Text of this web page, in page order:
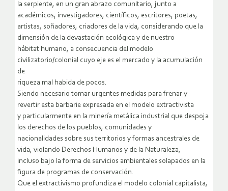
la serpiente, en un gran abrazo comunitario, junto a
académicos, investigadores, científicos, escritores, poetas,
artistas, soñadores, criadores de la vida, considerando que la
dimensión de la devastación ecológica y de nuestro
hábitat humano, a consecuencia del modelo
civilizatorio/colonial cuyo eje es el mercado y la acumulación
de
riqueza mal habida de pocos.
Siendo necesario tomar urgentes medidas para frenar y
revertir esta barbarie expresada en el modelo extractivista
y particularmente en la minería metálica industrial que despoja
los derechos de los pueblos, comunidades y
nacionalidades sobre sus territorios y formas ancestrales de
vida, violando Derechos Humanos y de la Naturaleza,
incluso bajo la forma de servicios ambientales solapados en la
figura de programas de conservación.
Que el extractivismo profundiza el modelo colonial capitalista,